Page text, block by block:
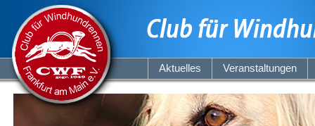
Aktuelles Veranstaltungen